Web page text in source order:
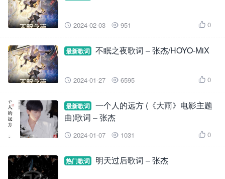
 2024-02-03  951  0
最新歌词 不眠之夜歌词 – 张杰/HOYO-MiX
 2024-01-27  6595  0
最新歌词
一个人的远方 (《大雨》电影主题
曲)歌词 – 张杰
 2024-01-07  1031  0
热门歌词 明天过后歌词 – 张杰